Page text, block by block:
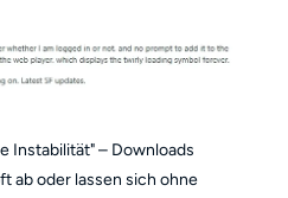
Instabilität" – Downloads
ab oder lassen sich ohne